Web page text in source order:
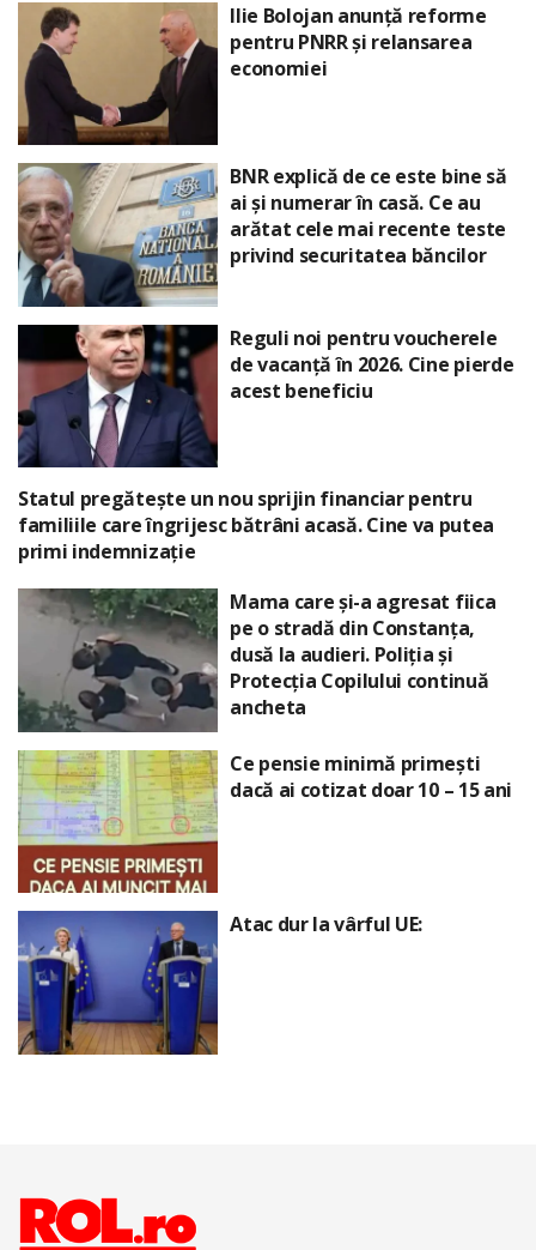
Ilie Bolojan anunță reforme
pentru PNRR și relansarea
economiei
BNR explică de ce este bine să
ai și numerar în casă. Ce au
arătat cele mai recente teste
privind securitatea băncilor
Reguli noi pentru voucherele
de vacanță în 2026. Cine pierde
acest beneficiu
Statul pregătește un nou sprijin financiar pentru
familiile care îngrijesc bătrâni acasă. Cine va putea
primi indemnizație
Mama care și-a agresat fiica
pe o stradă din Constanța,
dusă la audieri. Poliția și
Protecția Copilului continuă
ancheta
Ce pensie minimă primești
dacă ai cotizat doar 10 – 15 ani
Atac dur la vârful UE: